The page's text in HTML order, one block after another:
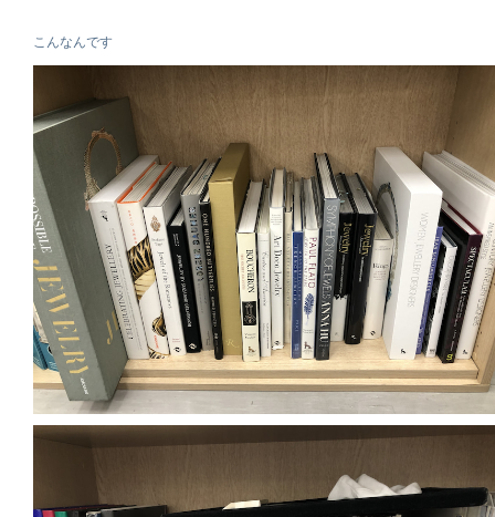
こんなんです